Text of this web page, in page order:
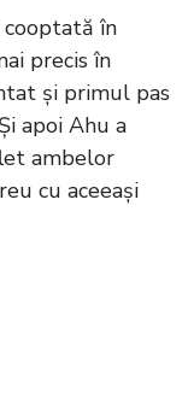
în
precis în
și primul pas
apoi Ahu a
ambelor
cu aceeași